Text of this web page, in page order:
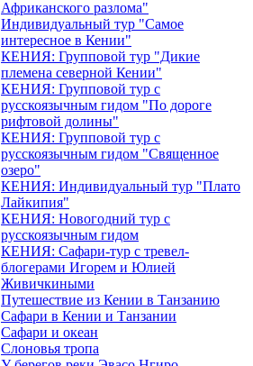
Африканского разлома"
Индивидуальный тур "Самое
интересное в Кении"
КЕНИЯ: Групповой тур "Дикие
племена северной Кении"
КЕНИЯ: Групповой тур с
русскоязычным гидом "По дороге
рифтовой долины"
КЕНИЯ: Групповой тур с
русскоязычным гидом "Священное
озеро"
КЕНИЯ: Индивидуальный тур "Плато
Лайкипия"
КЕНИЯ: Новогодний тур с
русскоязычным гидом
КЕНИЯ: Сафари-тур с тревел-
блогерами Игорем и Юлией
Живичкиными
Путешествие из Кении в Танзанию
Сафари в Кении и Танзании
Сафари и океан
Слоновья тропа